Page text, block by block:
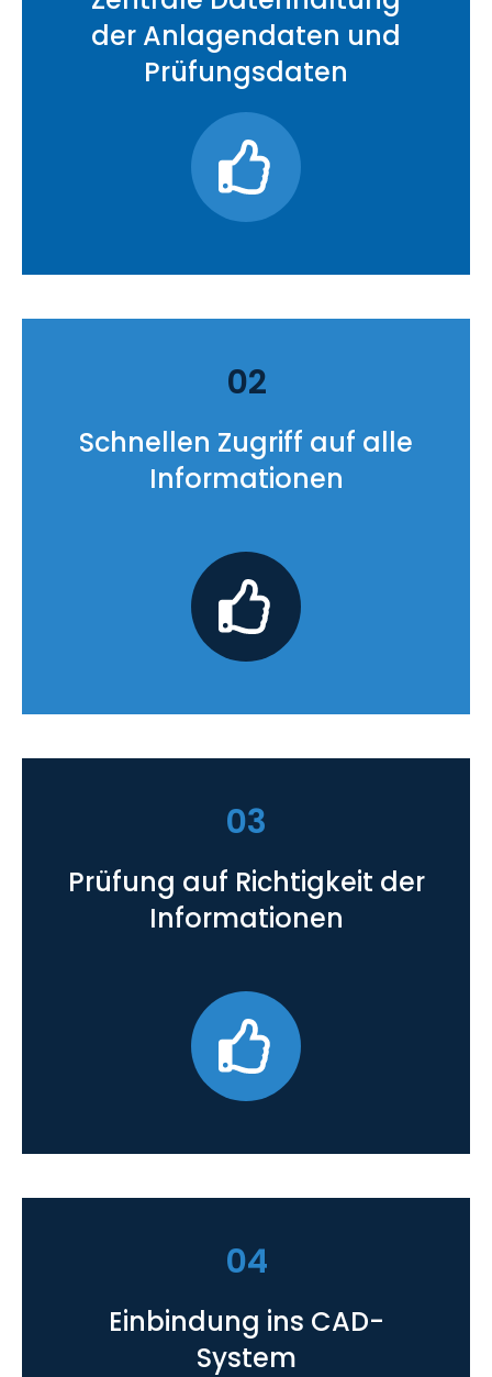
der Anlagendaten und
Prüfungsdaten
02
Schnellen Zugriff auf alle
Informationen
03
Prüfung auf Richtigkeit der
Informationen
04
Einbindung ins CAD-
System